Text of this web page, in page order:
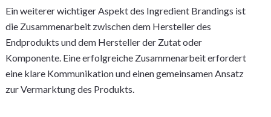
Ein weiterer wichtiger Aspekt des Ingredient Brandings ist
die Zusammenarbeit zwischen dem Hersteller des
Endprodukts und dem Hersteller der Zutat oder
Komponente. Eine erfolgreiche Zusammenarbeit erfordert
eine klare Kommunikation und einen gemeinsamen Ansatz
zur Vermarktung des Produkts.